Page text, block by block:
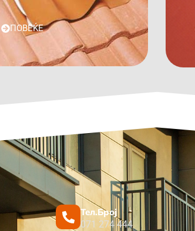
ПОВЕЌЕ
Тел.Број
071 274 444